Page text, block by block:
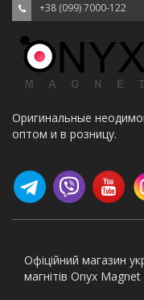
+38 (099) 7000-122
Оригинальные
оптом и в розницу.
Офіційний магазин
магнітів Onyx